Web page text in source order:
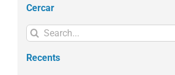
Cercar
Search
for:
Recents